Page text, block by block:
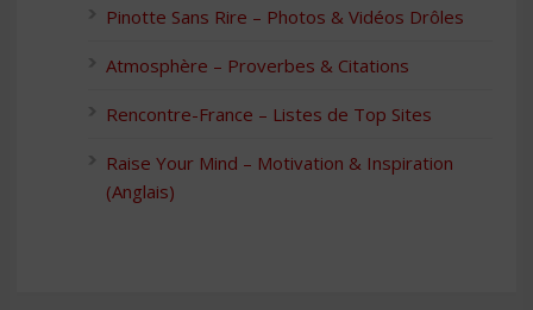
Pinotte Sans Rire – Photos & Vidéos Drôles
Atmosphère – Proverbes & Citations
Rencontre-France – Listes de Top Sites
Raise Your Mind – Motivation & Inspiration
(Anglais)